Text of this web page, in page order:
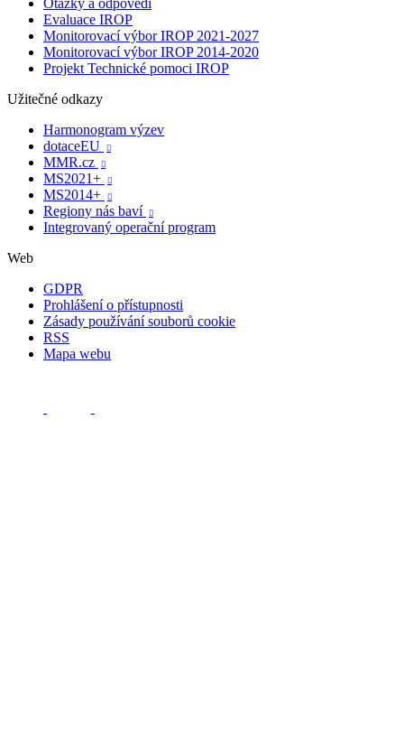
Otázky a odpovědi
Evaluace IROP
Monitorovací výbor IROP 2021-2027
Monitorovací výbor IROP 2014-2020
Projekt Technické pomoci IROP
Užitečné odkazy
Harmonogram výzev
dotaceEU

MMR.cz 
MS2021+ 
MS2014+ 
Regiony nás baví 
Integrovaný operační program
Web
GDPR
Prohlášení o přístupnosti
Zásady používání souborů cookie
RSS
Mapa webu